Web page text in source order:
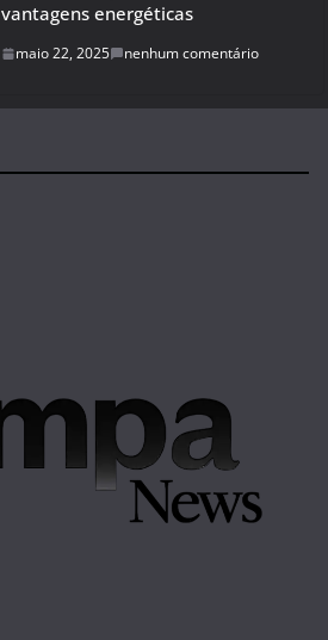
vantagens energéticas
maio 22, 2025 nenhum comentário